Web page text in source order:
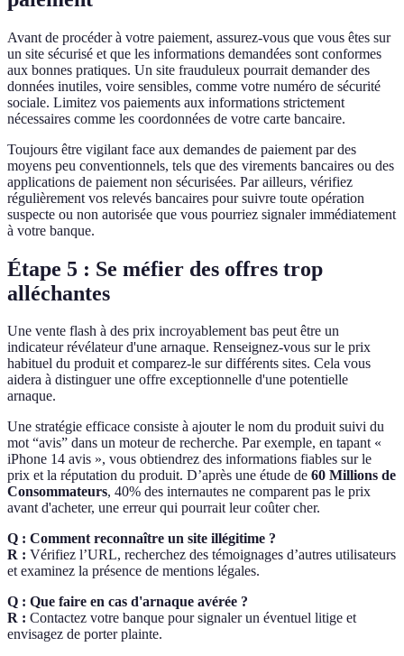
Avant de procéder à votre paiement, assurez-vous que vous êtes sur
un site sécurisé et que les informations demandées sont conformes
aux bonnes pratiques. Un site frauduleux pourrait demander des
données inutiles, voire sensibles, comme votre numéro de sécurité
sociale. Limitez vos paiements aux informations strictement
nécessaires comme les coordonnées de votre carte bancaire.
Toujours être vigilant face aux demandes de paiement par des
moyens peu conventionnels, tels que des virements bancaires ou des
applications de paiement non sécurisées. Par ailleurs, vérifiez
régulièrement vos relevés bancaires pour suivre toute opération
suspecte ou non autorisée que vous pourriez signaler immédiatement
à votre banque.
Étape 5 : Se méfier des offres trop
alléchantes
Une vente flash à des prix incroyablement bas peut être un
indicateur révélateur d'une arnaque. Renseignez-vous sur le prix
habituel du produit et comparez-le sur différents sites. Cela vous
aidera à distinguer une offre exceptionnelle d'une potentielle
arnaque.
Une stratégie efficace consiste à ajouter le nom du produit suivi du
mot “avis” dans un moteur de recherche. Par exemple, en tapant «
iPhone 14 avis », vous obtiendrez des informations fiables sur le
prix et la réputation du produit. D’après une étude de 60 Millions de
Consommateurs, 40% des internautes ne comparent pas le prix
avant d'acheter, une erreur qui pourrait leur coûter cher.
Q : Comment reconnaître un site illégitime ?
R : Vérifiez l’URL, recherchez des témoignages d’autres utilisateurs
et examinez la présence de mentions légales.
Q : Que faire en cas d'arnaque avérée ?
R : Contactez votre banque pour signaler un éventuel litige et
envisagez de porter plainte.